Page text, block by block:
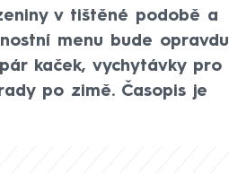
v tištěné podobě a
menu bude opravdu
kaček, vychytávky pro
po zimě. Časopis je